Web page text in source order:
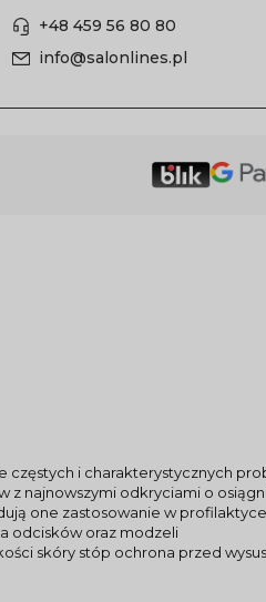
+48 459 56 80 80
info@salonlines.pl
i charakterystycznych
z najnowszymi odkryciami o
one zastosowanie w
odcisków oraz modzeli
skóry stóp ochrona przed